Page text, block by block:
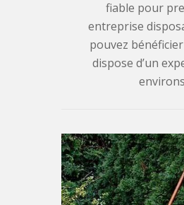
fiable pour
entreprise
pouvez
dispose d’un